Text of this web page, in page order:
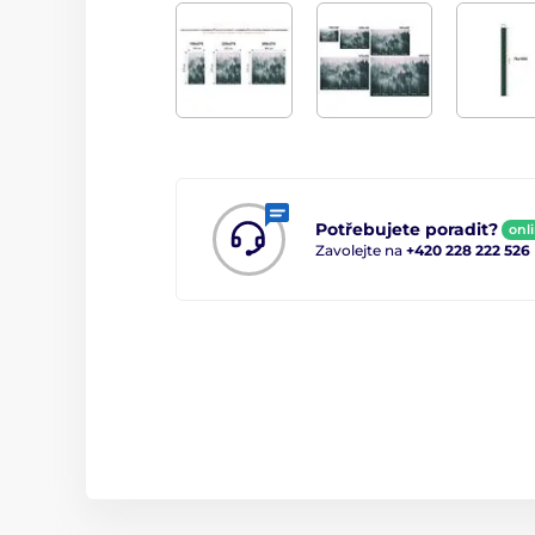
Potřebujete poradit?
Zavolejte na +420 228 222 526